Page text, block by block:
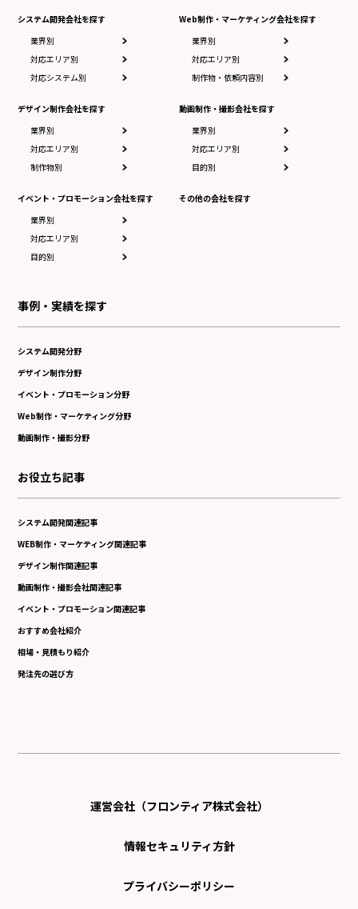
システム開発会社を探す
業界別
対応エリア別
対応システム別
デザイン制作会社を探す
業界別
対応エリア別
制作物別
イベント・プロモーション会社を探す
業界別
対応エリア別
目的別
Web制作・マーケティング会社を探す
業界別
対応エリア別
制作物・依頼内容別
動画制作・撮影会社を探す
業界別
対応エリア別
目的別
その他の会社を探す
事例・実績を探す
システム開発分野
デザイン制作分野
イベント・プロモーション分野
Web制作・マーケティング分野
動画制作・撮影分野
お役立ち記事
システム開発関連記事
WEB制作・マーケティング関連記事
デザイン制作関連記事
動画制作・撮影会社関連記事
イベント・プロモーション関連記事
おすすめ会社紹介
相場・見積もり紹介
発注先の選び方
運営会社（フロンティア株式会社）
情報セキュリティ方針
プライバシーポリシー